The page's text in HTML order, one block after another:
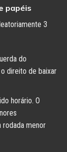
papéis
3
do
direito de baixar
horário. O
rodada menor